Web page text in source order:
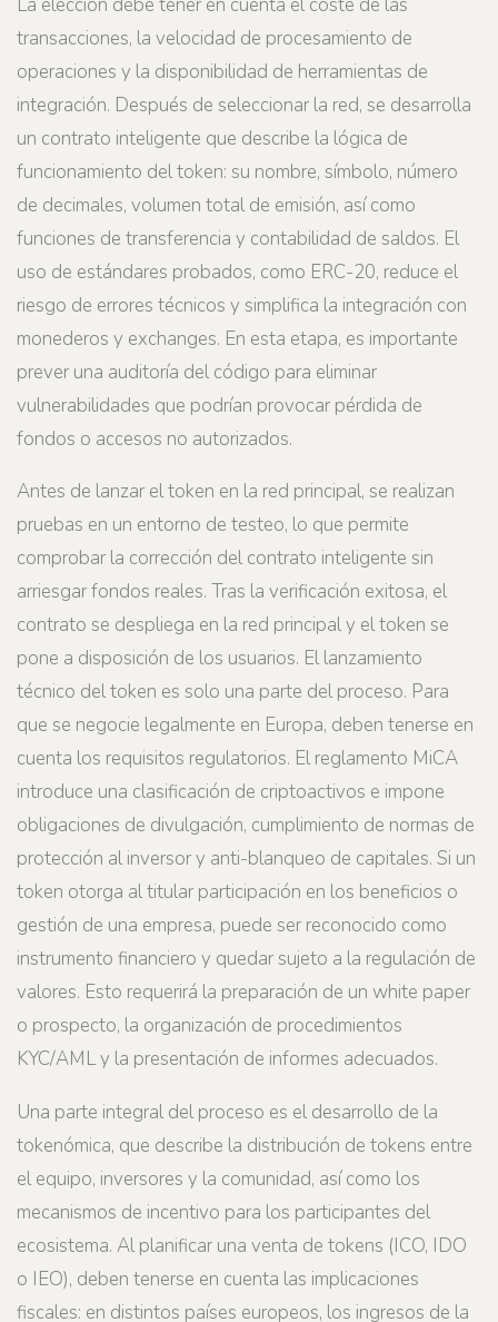
transacciones, la velocidad de procesamiento de
operaciones y la disponibilidad de herramientas de
integración. Después de seleccionar la red, se desarrolla
un contrato inteligente que describe la lógica de
funcionamiento del token: su nombre, símbolo, número
de decimales, volumen total de emisión, así como
funciones de transferencia y contabilidad de saldos. El
uso de estándares probados, como ERC-20, reduce el
riesgo de errores técnicos y simplifica la integración con
monederos y exchanges. En esta etapa, es importante
prever una auditoría del código para eliminar
vulnerabilidades que podrían provocar pérdida de
fondos o accesos no autorizados.
Antes de lanzar el token en la red principal, se realizan
pruebas en un entorno de testeo, lo que permite
comprobar la corrección del contrato inteligente sin
arriesgar fondos reales. Tras la verificación exitosa, el
contrato se despliega en la red principal y el token se
pone a disposición de los usuarios. El lanzamiento
técnico del token es solo una parte del proceso. Para
que se negocie legalmente en Europa, deben tenerse en
cuenta los requisitos regulatorios. El reglamento MiCA
introduce una clasificación de criptoactivos e impone
obligaciones de divulgación, cumplimiento de normas de
protección al inversor y anti-blanqueo de capitales. Si un
token otorga al titular participación en los beneficios o
gestión de una empresa, puede ser reconocido como
instrumento financiero y quedar sujeto a la regulación de
valores. Esto requerirá la preparación de un white paper
o prospecto, la organización de procedimientos
KYC/AML y la presentación de informes adecuados.
Una parte integral del proceso es el desarrollo de la
tokenómica, que describe la distribución de tokens entre
el equipo, inversores y la comunidad, así como los
mecanismos de incentivo para los participantes del
ecosistema. Al planificar una venta de tokens (ICO, IDO
o IEO), deben tenerse en cuenta las implicaciones
fiscales: en distintos países europeos, los ingresos de la